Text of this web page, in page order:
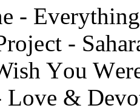
-
-
Yоu
Lоvе &